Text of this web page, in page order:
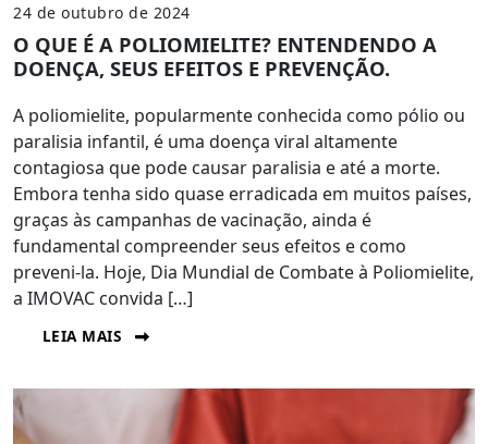
24 de outubro de 2024
O QUE É A POLIOMIELITE? ENTENDENDO A
DOENÇA, SEUS EFEITOS E PREVENÇÃO.
A poliomielite, popularmente conhecida como pólio ou
paralisia infantil, é uma doença viral altamente
contagiosa que pode causar paralisia e até a morte.
Embora tenha sido quase erradicada em muitos países,
graças às campanhas de vacinação, ainda é
fundamental compreender seus efeitos e como
preveni-la. Hoje, Dia Mundial de Combate à Poliomielite,
a IMOVAC convida […]
LEIA MAIS